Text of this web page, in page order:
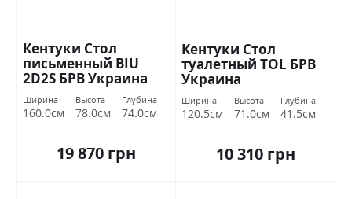
Кентуки Стол
письменный BIU
2D2S БРВ Украина
Ширина
160.0см
Высота
78.0см
Глубина
74.0см
19 870 грн
Кентуки Стол
туалетный ТОL БРВ
Украина
Ширина
120.5см
Высота
71.0см
Глубина
41.5см
10 310 грн